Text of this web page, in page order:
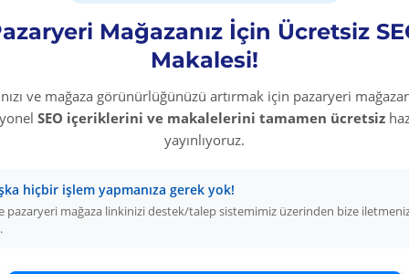
Mağazanız İçin Ücretsiz
Makalesi!
ve mağaza görünürlüğünüzü artırmak için pazaryeri
SEO içeriklerini ve makalelerini tamamen ücretsiz
yayınlıyoruz.
hiçbir işlem yapmanıza gerek yok!
pazaryeri mağaza linkinizi destek/talep sistemimiz üzerinden bize
EKLE SEPETE EKLE
ve
başlangıç ve yüksek büyüme potansiyeliyle öne çıkar.
kullanmaktadır. Colezium'a üye olarak einhell
oranına sahip ürünler şunlardır: trend ürünler,
satıcılar arasında yer alın.